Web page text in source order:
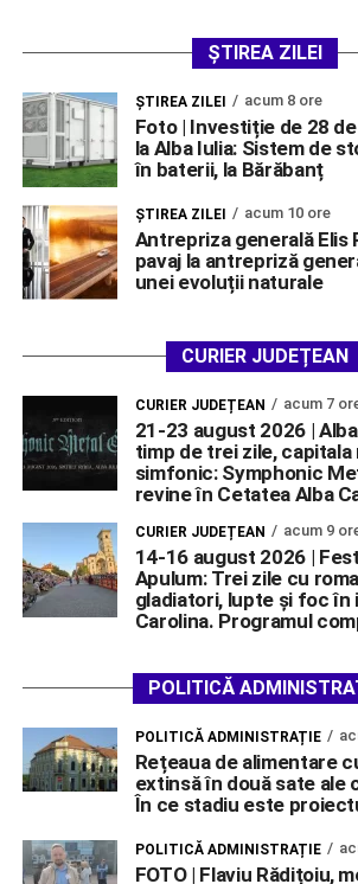
ȘTIREA ZILEI
ŞTIREA ZILEI acum 8 ore
Foto | Investiție de 28
la Alba Iulia: Sistem de
în baterii, la Bărăbanț
ŞTIREA ZILEI acum 10 ore
Antrepriza generală Elis
pavaj la antrepriză
unei evoluții naturale
CURIER JUDEȚEAN
CURIER JUDEȚEAN acum 7
21-23 august 2026 |
timp de trei zile, capitala
simfonic: Symphonic
revine în Cetatea Alba
CURIER JUDEȚEAN acum 9
14-16 august 2026 |
Apulum: Trei zile cu
gladiatori, lupte și foc în
Carolina. Programul
POLITICĂ
POLITICĂ ADMINISTRAȚIE
Rețeaua de alimentare
extinsă în două sate ale
În ce stadiu este
POLITICĂ ADMINISTRAȚIE
FOTO | Flaviu Rădițoiu,